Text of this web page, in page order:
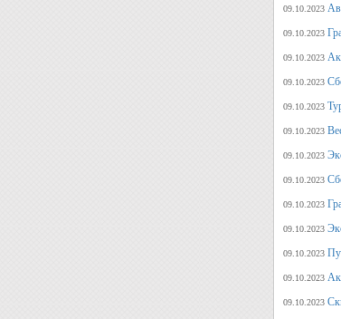
09.10.2023
09.10.2023
09.10.2023
09.10.2023
09.10.2023
09.10.2023
09.10.2023
09.10.2023
09.10.2023
09.10.2023
09.10.2023
09.10.2023
09.10.2023